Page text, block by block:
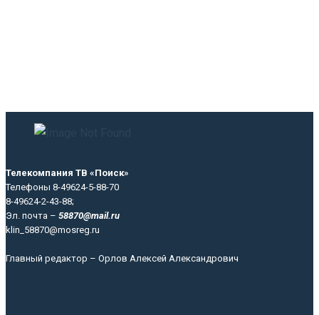
Телекомпания ТВ «Поиск»
Телефоны 8-49624-5-88-70
8-49624-2-43-88;
Эл. почта – 58870@mail.ru
klin_58870@mosreg.ru
Главный редактор – Орлов Алексей Александрович